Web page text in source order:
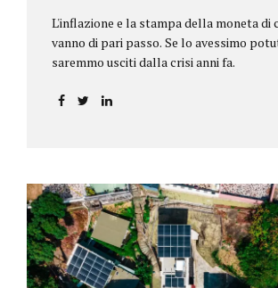
L'inflazione e la stampa della moneta di
vanno di pari passo. Se lo avessimo
saremmo usciti dalla crisi anni fa.